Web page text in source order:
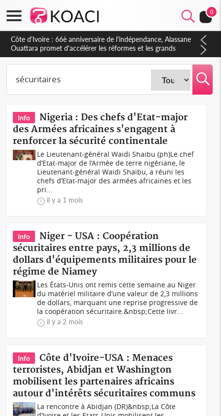
0
Côte d'Ivoire : À Abidjan, Amadou Oury Bah admire le modèle
ivoirien et veut s'en inspirer pour accélérer le développement
de la Guinée
Info
Nigeria : Des chefs d'Etat-major
des Armées africaines s'engagent à
renforcer la sécurité continentale
Le Lieutenant-général Waidi Shaibu (ph)Le chef
d’Etat-major de l’Armée de terre nigériane, le
Lieutenant-général Waidi Shaibu, a réuni les
chefs d’Etat-major des armées africaines et les
pri...
il y a 1 mois
Info
Niger - USA : Coopération
sécuritaires entre pays, 2,3 millions de
dollars d'équipements militaires pour le
régime de Niamey
Les États-Unis ont remis cette semaine au Niger
du matériel militaire d’une valeur de 2,3 millions
de dollars, marquant une reprise progressive de
la coopération sécuritaire.&nbsp;Cette livr...
il y a 2 mois
Info
Côte d'Ivoire-USA : Menaces
terroristes, Abidjan et Washington
mobilisent les partenaires africains
autour d'intérêts sécuritaires communs
La rencontre à Abidjan (DR)&nbsp;La Côte